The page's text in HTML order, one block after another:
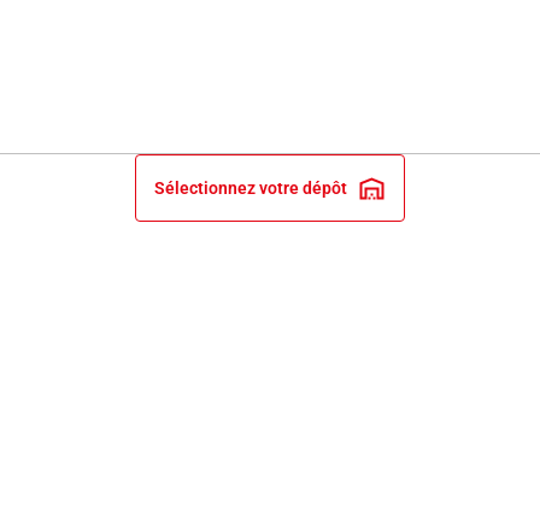
Sélectionnez votre dépôt